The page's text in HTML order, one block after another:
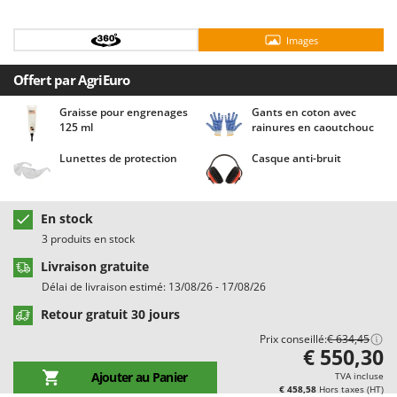
Cisailles à gazon à batterie
Cisailles taille-haies manuelles
Climatiseurs
Compresseurs d'air électriques
Coupe-bordures - Trimmers
Coupe-branches
Couveuses à œufs
Cultivateurs Tiller à ressorts - Extirpateurs
Déplaqueuses de gazon
Batavia
Benassi
Beper
Berkel
Bertolini Pumps
Besser Vacuum
Bestway
Bissell
Black & Decker
Blue Bird
Bomet
Images
Offert par AgriEuro
Graisse pour engrenages
125 ml
Gants en coton avec
rainures en caoutchouc
Lunettes de protection Casque anti-bruit
En stock
3 produits en stock
Livraison gratuite
Délai de livraison estimé: 13/08/26 - 17/08/26
Retour gratuit 30 jours
Prix conseillé:€ 634,45
Ajouter au Panier
€ 550,30
TVA incluse
€ 458,58 Hors taxes (HT)